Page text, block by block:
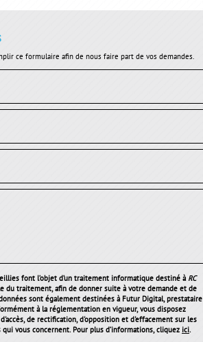
ce formulaire afin de nous faire part de vos demandes.
font l’objet d’un traitement informatique destiné àRC
du traitement, afin de donner suite à votre demande et de
sont également destinées à Futur Digital, prestataire
à la réglementation en vigueur, vous disposez
de rectification, d'opposition et d'effacement sur les
vous concernent. Pour plus d’informations, cliquez ici.